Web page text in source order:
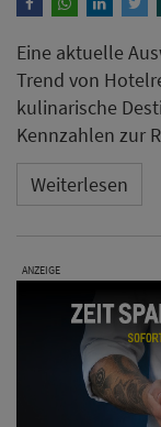
Eine aktuelle
Trend von
kulinarische
Kennzahlen zur
Weiterlesen
ANZEIGE